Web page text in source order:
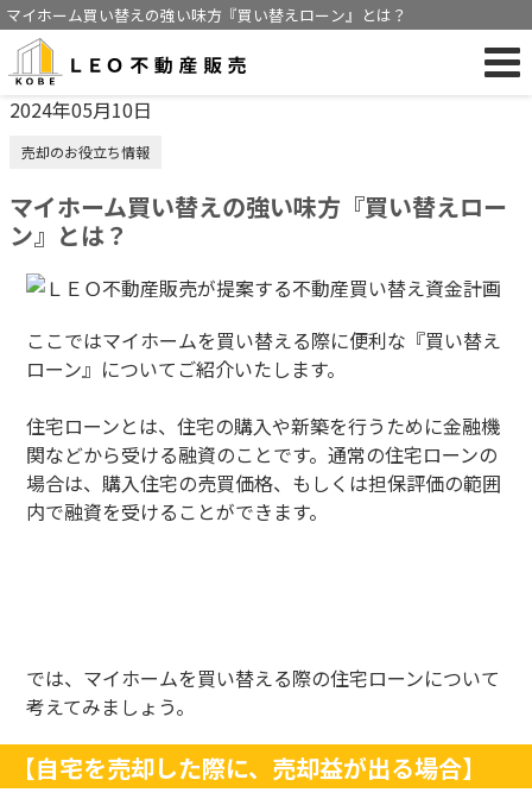
マイホーム買い替えの強い味方『買い替えローン』とは？
2024年05月10日
売却のお役立ち情報
マイホーム買い替えの強い味方『買い替えロー
ン』とは？
ここではマイホームを買い替える際に便利な『買い替え
ローン』についてご紹介いたします。
住宅ローンとは、住宅の購入や新築を行うために金融機
関などから受ける融資のことです。通常の住宅ローンの
場合は、購入住宅の売買価格、もしくは担保評価の範囲
内で融資を受けることができます。
では、マイホームを買い替える際の住宅ローンについて
考えてみましょう。
【自宅を売却した際に、売却益が出る場合】